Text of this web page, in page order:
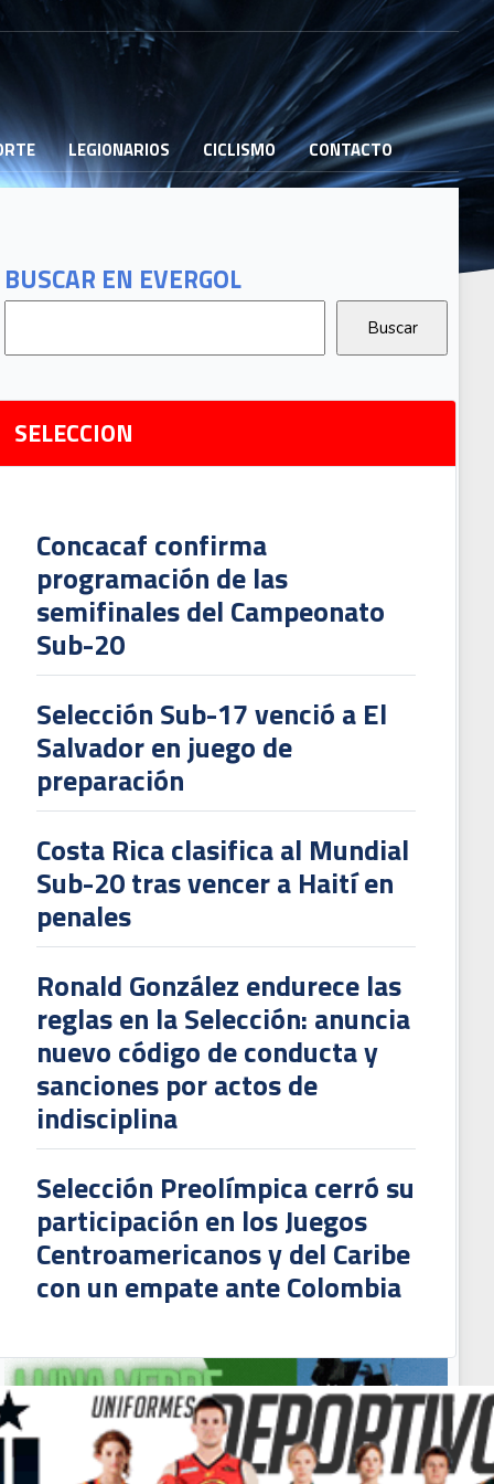
LEGIONARIOS CICLISMO CONTACTO
BUSCAR EN EVERGOL
SELECCION
Concacaf confirma
programación de las
semifinales del Campeonato
Sub-20
Selección Sub-17 venció a El
Salvador en juego de
preparación
Costa Rica clasifica al Mundial
Sub-20 tras vencer a Haití en
penales
Ronald González endurece las
reglas en la Selección: anuncia
nuevo código de conducta y
sanciones por actos de
indisciplina
Selección Preolímpica cerró su
participación en los Juegos
Centroamericanos y del Caribe
con un empate ante Colombia
Oviedo aparece jugando con un equipo muy especial tras su salida de